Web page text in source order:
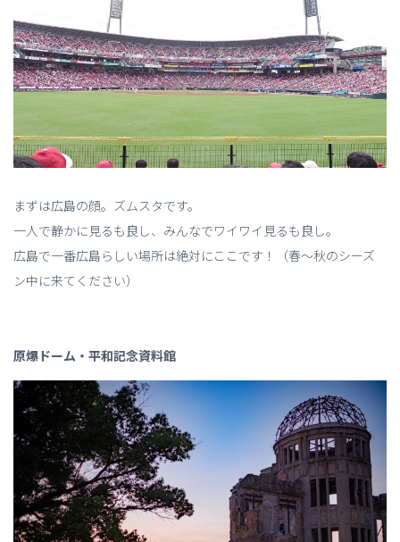
まずは広島の顔。ズムスタです。
一人で静かに見るも良し、みんなでワイワイ見るも良し。
広島で一番広島らしい場所は絶対にここです！（春～秋のシーズ
ン中に来てください）
原爆ドーム・平和記念資料館